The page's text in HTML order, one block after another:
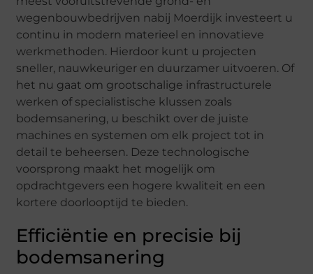
wegenbouwbedrijven nabij Moerdijk investeert u
continu in modern materieel en innovatieve
werkmethoden. Hierdoor kunt u projecten
sneller, nauwkeuriger en duurzamer uitvoeren. Of
het nu gaat om grootschalige infrastructurele
werken of specialistische klussen zoals
bodemsanering, u beschikt over de juiste
machines en systemen om elk project tot in
detail te beheersen. Deze technologische
voorsprong maakt het mogelijk om
opdrachtgevers een hogere kwaliteit en een
kortere doorlooptijd te bieden.
Efficiëntie en precisie bij
bodemsanering